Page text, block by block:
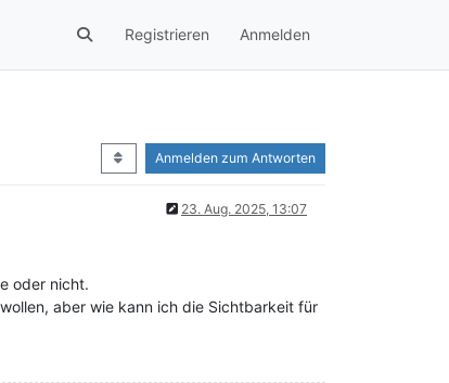
Registrieren Anmelden
Anmelden zum Antworten
23. Aug. 2025, 13:07
oder nicht.
aber wie kann ich die Sichtbarkeit für